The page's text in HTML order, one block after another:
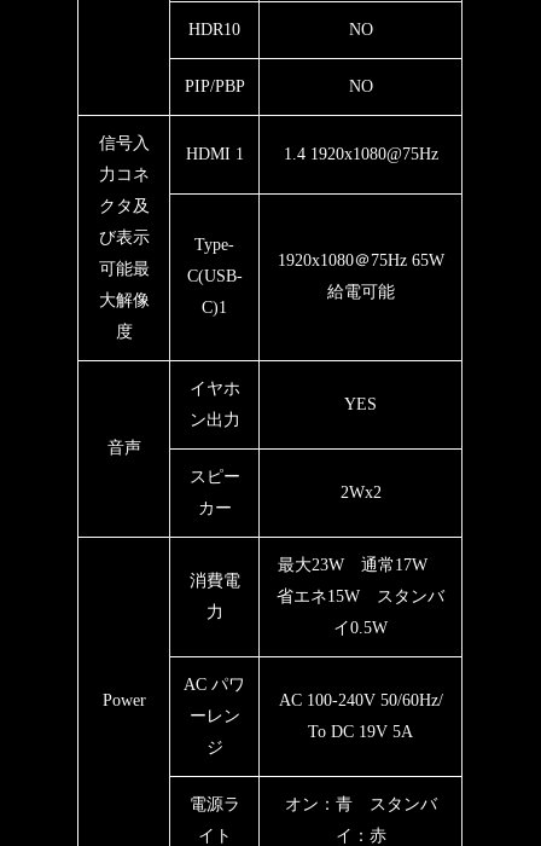
HDR10 NO
PIP/PBP NO
信号入
力コネ
クタ及
び表示
可能最
大解像
度
HDMI 1 1.4 1920x1080@75Hz
Type-
C(USB-
C)1
1920x1080＠75Hz 65W
給電可能
音声
イヤホ
ン出力
YES
スピー
カー
2Wx2
Power
消費電
力
最大23W 通常17W
省エネ15W スタンバ
イ0.5W
AC パワ
ーレン
ジ
AC 100-240V 50/60Hz/
To DC 19V 5A
電源ラ
イト
オン：青 スタンバ
イ：赤